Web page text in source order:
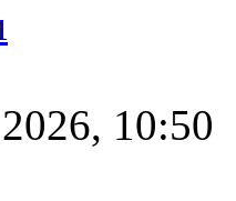
10:50